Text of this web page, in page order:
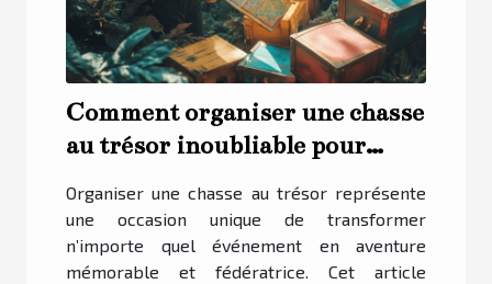
Comment organiser une chasse
au trésor inoubliable pour
dynamiser votre événement
Organiser une chasse au trésor représente
une occasion unique de transformer
n’importe quel événement en aventure
mémorable et fédératrice. Cet article